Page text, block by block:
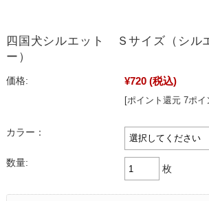
四国犬シルエット Ｓサイズ（シル
ー）
価格: ¥720 (税込)
[ポイント還元 7ポイ
カラー：
数量:
枚